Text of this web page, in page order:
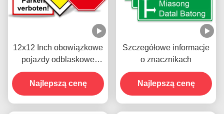
12x12 Inch obowiązkowe
pojazdy odblaskowe
znaki drogowe zatrzymać
na ulicy
Najlepszą cenę
Szczegółowe informacje
o znacznikach
Najlepszą cenę